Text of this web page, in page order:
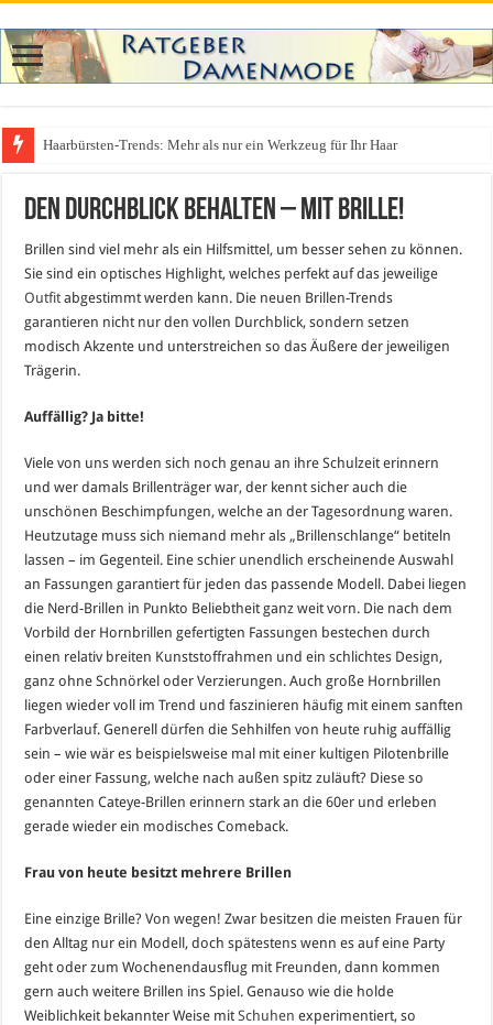
Haarbürsten-Trends: Mehr als nur ein Werkzeug für Ihr Haar
Den Durchblick behalten – mit Brille!
Brillen sind viel mehr als ein Hilfsmittel, um besser sehen zu können.
Sie sind ein optisches Highlight, welches perfekt auf das jeweilige
Outfit abgestimmt werden kann. Die neuen Brillen-Trends
garantieren nicht nur den vollen Durchblick, sondern setzen
modisch Akzente und unterstreichen so das Äußere der jeweiligen
Trägerin.
Auffällig? Ja bitte!
Viele von uns werden sich noch genau an ihre Schulzeit erinnern
und wer damals Brillenträger war, der kennt sicher auch die
unschönen Beschimpfungen, welche an der Tagesordnung waren.
Heutzutage muss sich niemand mehr als „Brillenschlange“ betiteln
lassen – im Gegenteil. Eine schier unendlich erscheinende Auswahl
an Fassungen garantiert für jeden das passende Modell. Dabei liegen
die Nerd-Brillen in Punkto Beliebtheit ganz weit vorn. Die nach dem
Vorbild der Hornbrillen gefertigten Fassungen bestechen durch
einen relativ breiten Kunststoffrahmen und ein schlichtes Design,
ganz ohne Schnörkel oder Verzierungen. Auch große Hornbrillen
liegen wieder voll im Trend und faszinieren häufig mit einem sanften
Farbverlauf. Generell dürfen die Sehhilfen von heute ruhig auffällig
sein – wie wär es beispielsweise mal mit einer kultigen Pilotenbrille
oder einer Fassung, welche nach außen spitz zuläuft? Diese so
genannten Cateye-Brillen erinnern stark an die 60er und erleben
gerade wieder ein modisches Comeback.
Frau von heute besitzt mehrere Brillen
Eine einzige Brille? Von wegen! Zwar besitzen die meisten Frauen für
den Alltag nur ein Modell, doch spätestens wenn es auf eine Party
geht oder zum Wochenendausflug mit Freunden, dann kommen
gern auch weitere Brillen ins Spiel. Genauso wie die holde
Weiblichkeit bekannter Weise mitSchuhen experimentiert, so